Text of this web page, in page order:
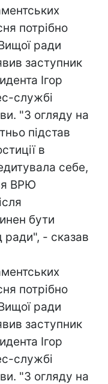
потрібно
ради
заступник
Ігор
службі
"З огляду на
підстав
в
себе,
ВРЮ
бути
- сказав
потрібно
ради
заступник
Ігор
службі
"З огляду на